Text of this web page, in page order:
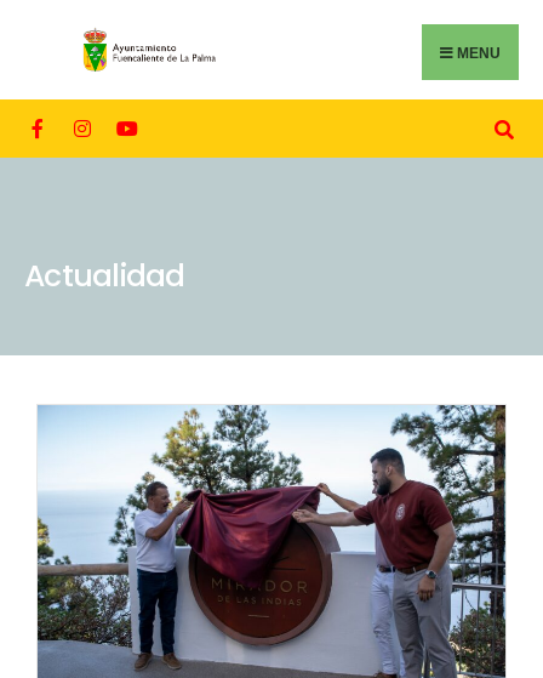
MENU
Actualidad